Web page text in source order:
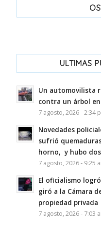
ULTIMAS
Un automovilista
contra un árbol
7 agosto, 2026 - 2:34
Novedades
sufrió
horno, y hubo
7 agosto, 2026 - 9:25
El oficialismo
giró a la Cámara
propiedad privada
7 agosto, 2026 - 7:03